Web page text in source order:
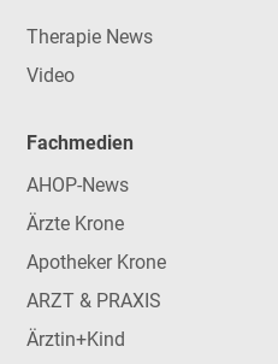
Therapie News
Video
Fachmedien
AHOP-News
Ärzte Krone
Apotheker Krone
ARZT & PRAXIS
Ärztin+Kind